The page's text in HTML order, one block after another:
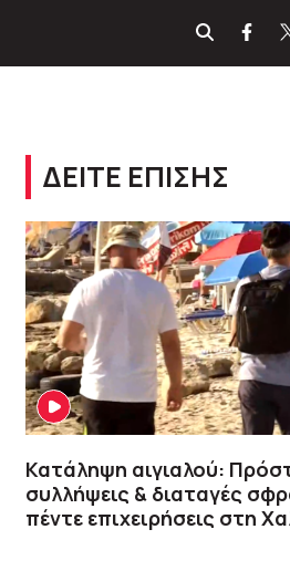
ΔΕΙΤΕ ΕΠΙΣΗΣ
Κατάληψη αιγιαλού:
συλλήψεις & διαταγές
πέντε επιχειρήσεις στη